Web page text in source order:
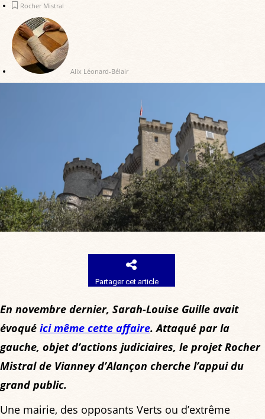
Rocher Mistral
Alix Léonard-Bélair
Partager cet article
En novembre dernier, Sarah-Louise Guille avait
évoqué ici même cette affaire. Attaqué par la
gauche, objet d’actions judiciaires, le projet Rocher
Mistral de Vianney d’Alançon cherche l’appui du
grand public.
Une mairie, des opposants Verts ou d’extrême